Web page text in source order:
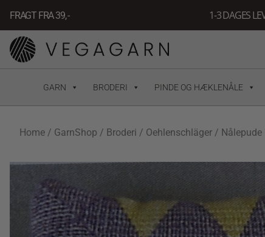
indholdet
FRAGT FRA 39, - 1-3 DAGES
GARN BRODERI PINDE OG HÆKLENÅLE
Home / GarnShop / Broderi / Oehlenschläger /